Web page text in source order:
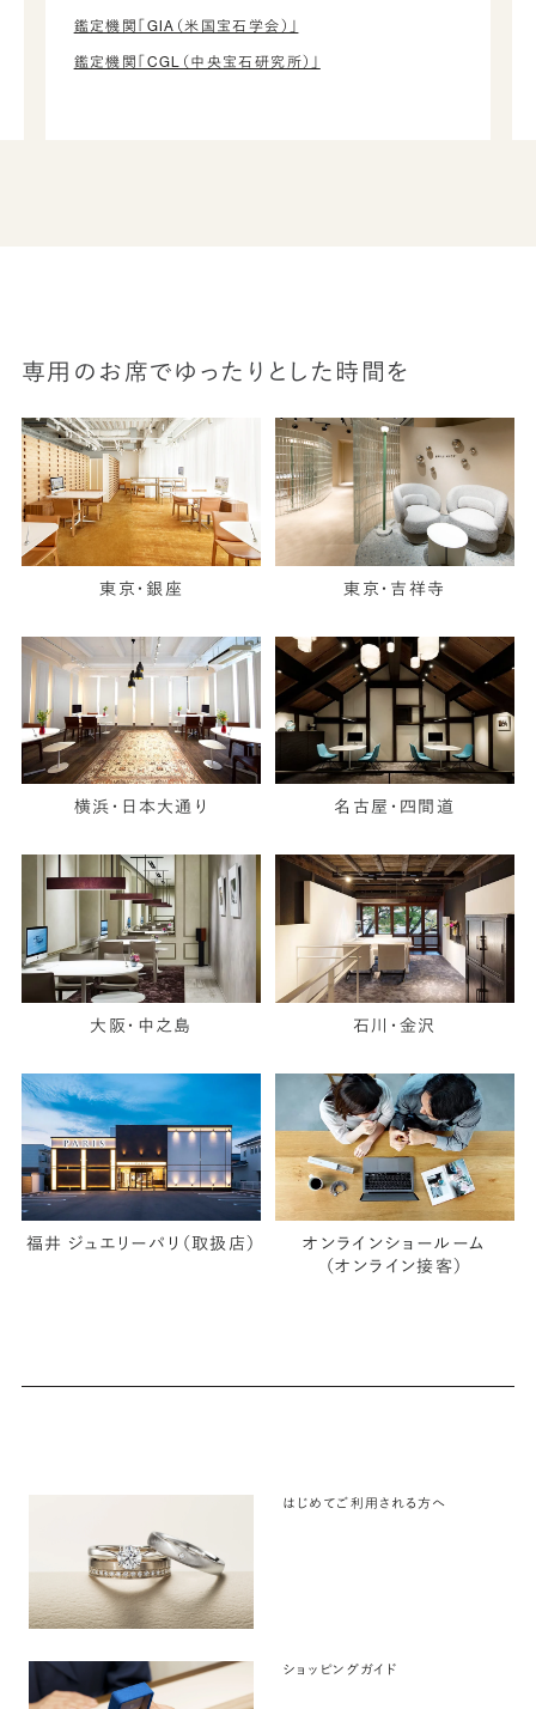
鑑定機関「GIA（米国宝石学会）」
鑑定機関「CGL（中央宝石研究所）」
専用のお席でゆったりとした時間を
東京・銀座 東京・吉祥寺
横浜・日本大通り 名古屋・四間道
大阪・中之島 石川・金沢
福井 ジュエリーパリ（取扱店）
オンラインショールーム
（オンライン接客）
はじめてご利用される方へ
ショッピングガイド